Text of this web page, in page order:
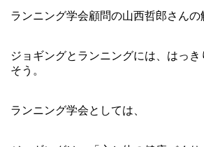
ランニング学会顧問の山西哲郎さんの
ジョギングとランニングには、はっ
そう。
ランニング学会としては、